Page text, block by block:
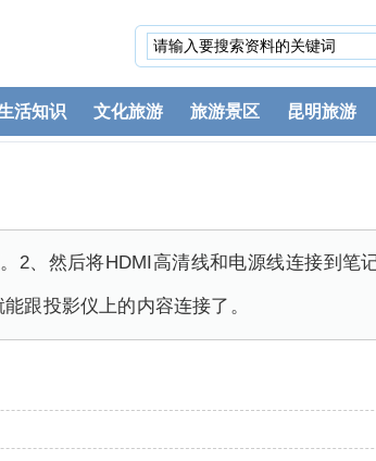
活知识 文化旅游 旅游景区 昆明旅游
2、然后将HDMI高清线和电源线连接到笔
跟投影仪上的内容连接了。